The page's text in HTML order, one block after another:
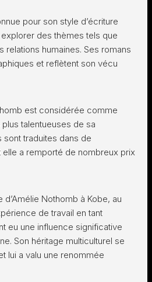
pour son style d’écriture
des thèmes tels que
relations humaines. Ses romans
et reflètent son vécu
est considérée comme
talentueuses de sa
traduites dans de
a remporté de nombreux prix
d’Amélie Nothomb à Kobe, au
de travail en tant
eu une influence significative
Son héritage multiculturel se
lui a valu une renommée